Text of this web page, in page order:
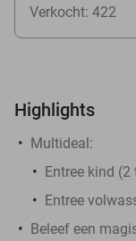
Verkocht: 422
Highlights
Multideal:
Entree kind
Entree
Beleef een